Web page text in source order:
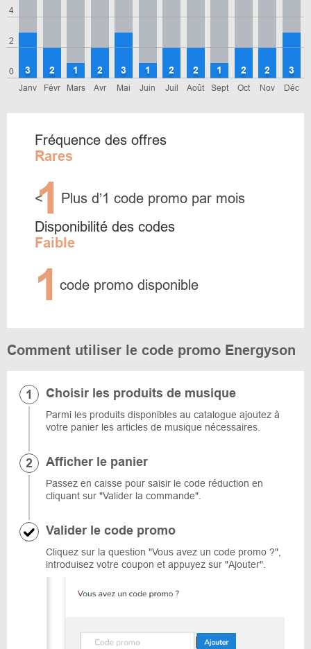
0
2
4
Janv
3
Févr
2
Mars
1
Avr
2
Mai
3
Juin
1
Juil
2
Août
2
Sept
1
Oct
2
Nov
2
Déc
3
Fréquence des offres
Rares
<
1 Plus d’1 code promo par mois
Disponibilité des codes
Faible
1 code promo disponible
Comment utiliser le code promo Energyson
Choisir les produits de musique
Parmi les produits disponibles au catalogue ajoutez à
votre panier les articles de musique nécessaires.
Afficher le panier
Passez en caisse pour saisir le code réduction en
cliquant sur "Valider la commande".
Valider le code promo
Cliquez sur la question "Vous avez un code promo ?",
introduisez votre coupon et appuyez sur "Ajouter".